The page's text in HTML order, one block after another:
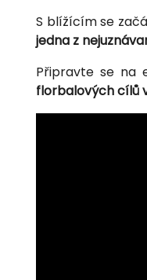
S blížícím se
jedna z
Připravte se na
florbalových cílů